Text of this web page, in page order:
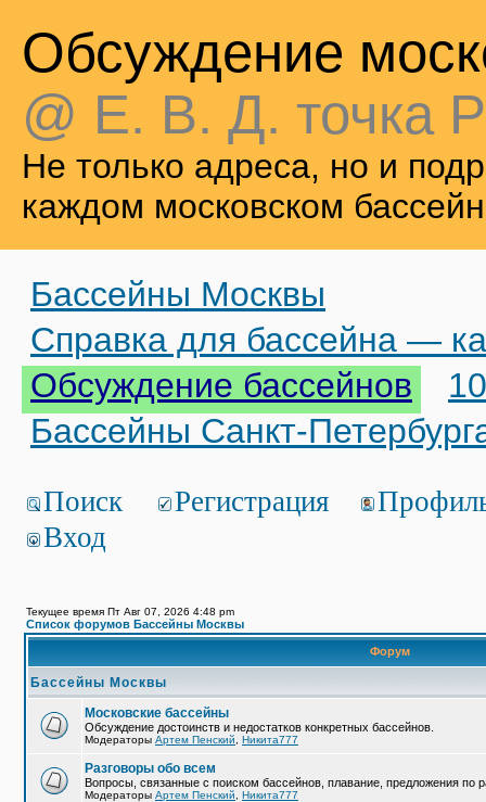
Обсуждение
@ Е. В. Д. точка
Не только адреса, но и
каждом московском
Бассейны Москвы
Справка для бассейна —
Обсуждение бассейнов
Бассейны Санкт-
Поиск Регистрация
Вход
Текущее время Пт Авг 07, 2026 4:48 pm
Список форумов Бассейны Москвы
Форум
Бассейны Москвы
Московские бассейны
Обсуждение достоинств и недостатков конкретных бассейнов.
Модераторы Артем Пенский Никита777
Разговоры обо всем
Вопросы, связанные с поиском бассейнов, плавание, предложения по
Модераторы Артем Пенский Никита777